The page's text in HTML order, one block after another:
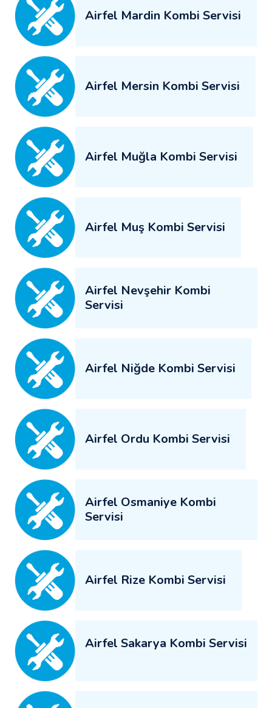
Airfel Mardin Kombi Servisi
Airfel Mersin Kombi Servisi
Airfel Muğla Kombi Servisi
Airfel Muş Kombi Servisi
Airfel Nevşehir Kombi
Servisi
Airfel Niğde Kombi Servisi
Airfel Ordu Kombi Servisi
Airfel Osmaniye Kombi
Servisi
Airfel Rize Kombi Servisi
Airfel Sakarya Kombi Servisi